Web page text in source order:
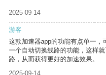
2025-09-14
游客
这款加速器app的功能有点单一，
一个自动切换线路的功能，这样
路，从而获得更好的加速效果。
2025-09-14